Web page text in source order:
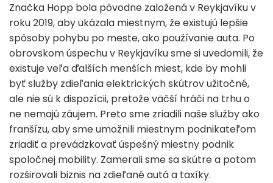
Značka Hopp bola pôvodne založená v Reykjavíku v
roku 2019, aby ukázala miestnym, že existujú lepšie
spôsoby pohybu po meste, ako používanie auta. Po
obrovskom úspechu v Reykjavíku sme si uvedomili, že
existuje veľa ďalších menších miest, kde by mohli
byť služby zdieľania elektrických skútrov užitočné,
ale nie sú k dispozícii, pretože väčší hráči na trhu o
ne nemajú záujem. Preto sme zriadili naše služby ako
franšízu, aby sme umožnili miestnym podnikateľom
zriadiť a prevádzkovať úspešný miestny podnik
spoločnej mobility. Zamerali sme sa skútre a potom
rozširovali biznis na zdieľané autá a taxíky.